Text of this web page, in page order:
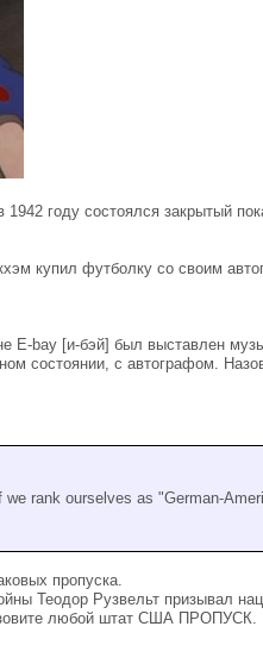
году состоялся закрытый
купил футболку со своим
E-bay [и-бэй] был выставлен
состоянии, с автографом.
rank ourselves as "German-
пропуска.
Теодор Рузвельт призывал
любой штат США ПРОПУСК.